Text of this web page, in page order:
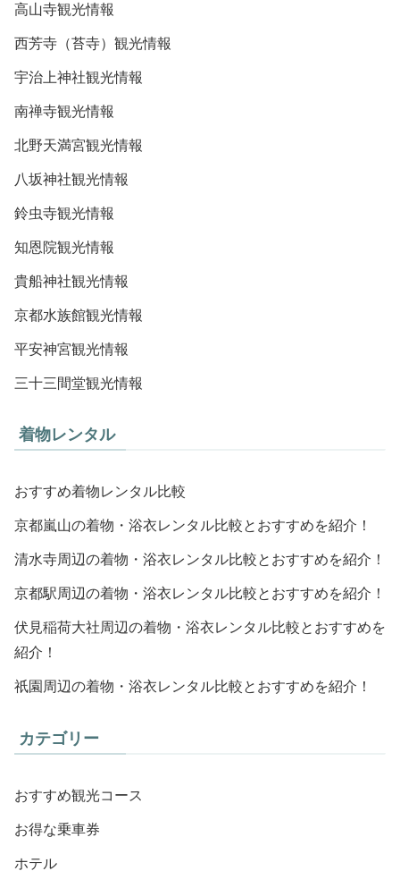
高山寺観光情報
西芳寺（苔寺）観光情報
宇治上神社観光情報
南禅寺観光情報
北野天満宮観光情報
八坂神社観光情報
鈴虫寺観光情報
知恩院観光情報
貴船神社観光情報
京都水族館観光情報
平安神宮観光情報
三十三間堂観光情報
着物レンタル
おすすめ着物レンタル比較
京都嵐山の着物・浴衣レンタル比較とおすすめを紹介！
清水寺周辺の着物・浴衣レンタル比較とおすすめを紹介！
京都駅周辺の着物・浴衣レンタル比較とおすすめを紹介！
伏見稲荷大社周辺の着物・浴衣レンタル比較とおすすめを
紹介！
祇園周辺の着物・浴衣レンタル比較とおすすめを紹介！
カテゴリー
おすすめ観光コース
お得な乗車券
ホテル